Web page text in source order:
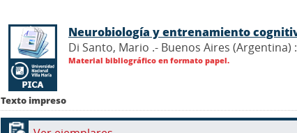
Texto impreso
Neurobiología y entrenamiento
Di Santo, Mario .- Buenos Aires (Argentina)
Material bibliográfico en formato papel.